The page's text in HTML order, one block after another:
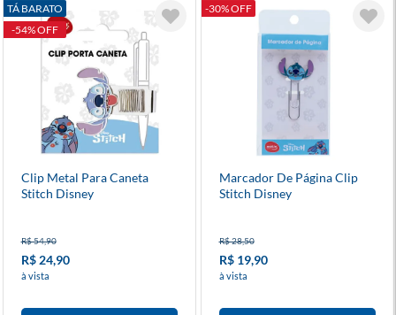
TÁ BARATO
-54% OFF
Clip Metal Para Caneta
Stitch Disney
R$ 54,90
R$ 24,90
à vista
-30% OFF
Marcador De Página Clip
Stitch Disney
R$ 28,50
R$ 19,90
à vista